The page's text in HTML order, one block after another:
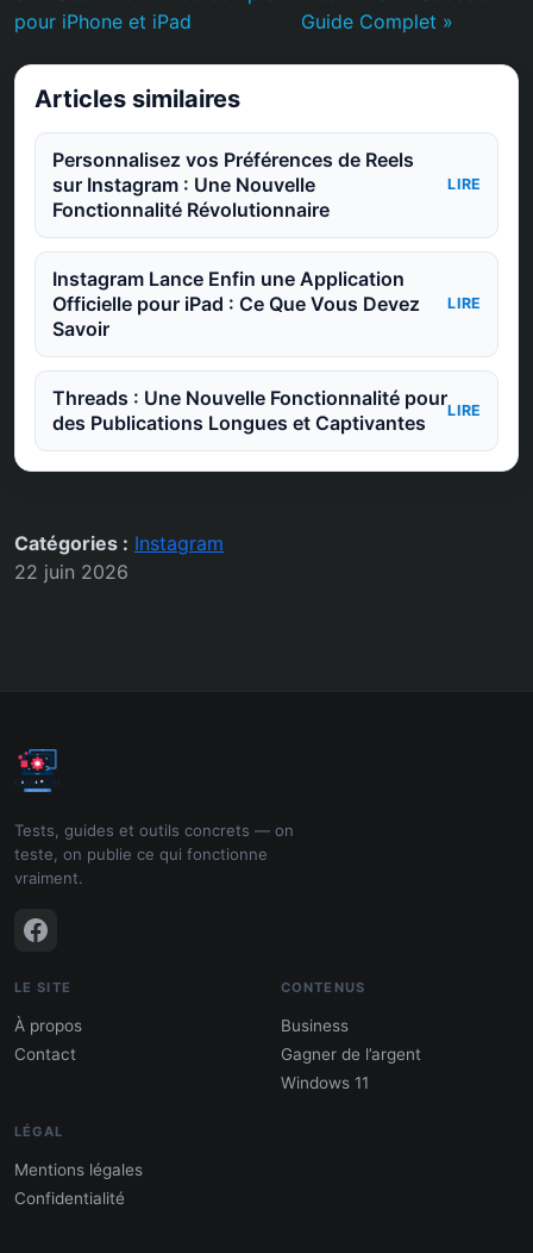
pour iPhone et iPad
Guide Complet »
Articles similaires
Personnalisez vos Préférences de Reels
sur Instagram : Une Nouvelle
Fonctionnalité Révolutionnaire
LIRE
Instagram Lance Enfin une Application
Officielle pour iPad : Ce Que Vous Devez
Savoir
LIRE
Threads : Une Nouvelle Fonctionnalité pour
des Publications Longues et Captivantes
LIRE
Catégories : Instagram
22 juin 2026
Tests, guides et outils concrets — on
teste, on publie ce qui fonctionne
vraiment.
LE SITE
À propos
Contact
CONTENUS
Business
Gagner de l’argent
Windows 11
LÉGAL
Mentions légales
Confidentialité